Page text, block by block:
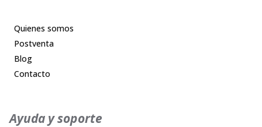
Quienes somos
Postventa
Blog
Contacto
Ayuda y soporte